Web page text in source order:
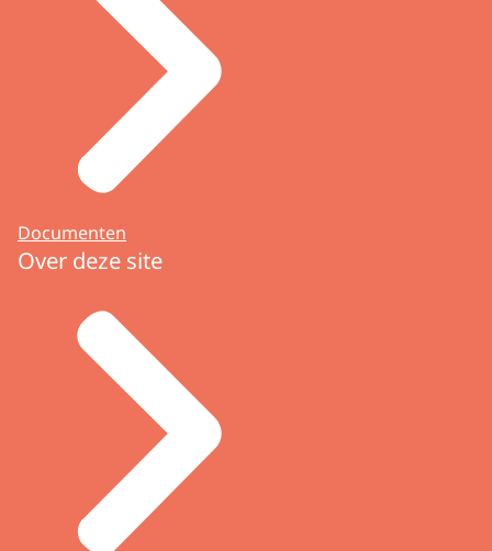
Documenten
Over deze site